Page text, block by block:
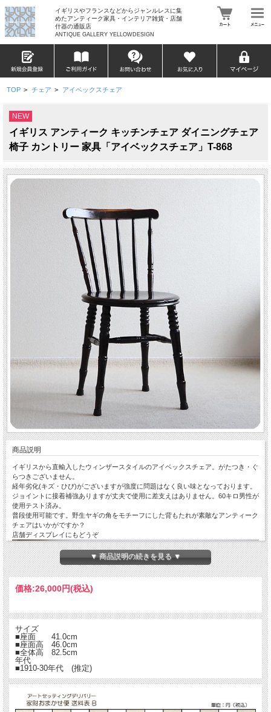
イギリスやフランスなどからジャンルレスに集
めたアンティーク家具・インテリア雑貨・店舗
什器の通販店
ANTIQUE GALLERY YELLOWDESIGN
TOP > チェア > アイベックスチェア
NEW
イギリス アンティーク キッチンチェア ダイニングチェア
椅子 カントリー 家具「アイベックスチェア」T-868
商品説明
イギリスから直輸入したウィンザースタイルのアイベックスチェア。がたつき・ぐ
らつきございません。
経年劣化(キズ・ひび)がございますが強度に問題はなく良い味となっております。
ジョイントに接着補強ありますが丈夫で使用に差支えはありません。60キロ男性が
使用テスト済み。
普段使用可能です。野生ヤギの角をモチーフにした背もたれが素敵なアンティーク
チェアはいかがですか？
店舗ディスプレイにもどうぞ
▼ 商品説明の続きを見る ▼
価格:26,000円(税込)
サイズ
■座面 41.0cm
■座面高 46.0cm
■全体高 82.5cm
年代
■1910-30年代 (推定)